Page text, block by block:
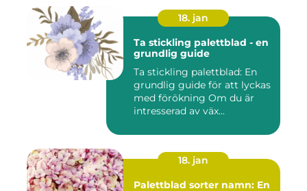
18. jan
Ta stickling palettblad - en
grundlig guide
Ta stickling palettblad: En
grundlig guide för att lyckas
med förökning Om du är
intresserad av väx...
18. jan
Palettblad sorter namn: En